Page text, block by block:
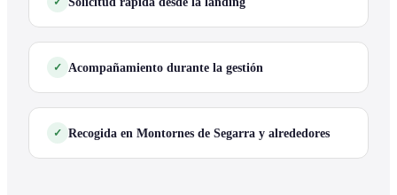
Acompañamiento durante la gestión
Recogida en Montornes de Segarra y alrededores